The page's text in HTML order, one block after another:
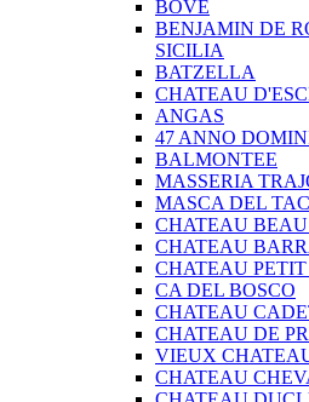
BOVE
BENJAMIN DE
SICILIA
BATZELLA
CHATEAU
ANGAS
47 ANNO
BALMONTEE
MASSERIA
MASCA DEL
CHATEAU
CHATEAU
CHATEAU
CA DEL BOSCO
CHATEAU
CHATEAU DE
VIEUX
CHATEAU